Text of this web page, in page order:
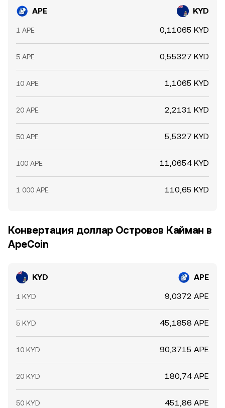
шортами; квартальные экспирации деривативов могут
усиливать волатильность; крупные ончейн-
перемещения кошельков «китов», транши
эти драйверы формируют текущую цену, по которой
APE конвертируется в KYD.
механизм неидеальным, что оставляет пространство
для краткосрочных расхождений.
APE KYD
1 APE 0,11065 KYD
5 APE 0,55327 KYD
10 APE 1,1065 KYD
20 APE 2,2131 KYD
50 APE 5,5327 KYD
100 APE 11,0654 KYD
1 000 APE 110,65 KYD
Конвертация доллар Островов Кайман в
ApeCoin
KYD APE
1 KYD 9,0372 APE
5 KYD 45,1858 APE
10 KYD 90,3715 APE
20 KYD 180,74 APE
50 KYD 451,86 APE